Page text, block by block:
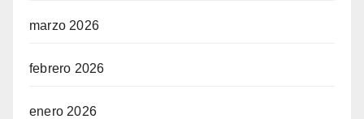
marzo 2026
febrero 2026
enero 2026